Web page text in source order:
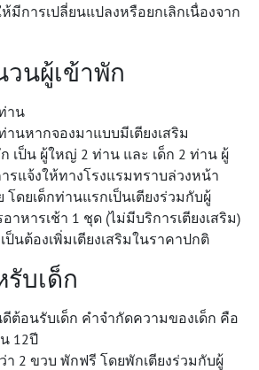
การเปลี่ยนแปลงหรือยกเลิกเนื่องจาก
นผู้เข้าพัก
าน
นหากจองมาแบบมีเตียงเสริม
เป็น ผู้ใหญ่ 2 ท่าน และ เด็ก 2 ท่าน ผู้
รแจ้งให้ทางโรงแรมทราบล่วงหน้า
โดยเด็กท่านแรกเป็นเตียงร่วมกับผู้
าหารเช้า 1 ชุด (ไม่มีบริการเตียงเสริม)
ป็นต้องเพิ่มเตียงเสริมในราคาปกติ
บเด็ก
ต้อนรับเด็ก คำจำกัดความของเด็ก คือ
12ปี
า 2 ขวบ พักฟรี โดยพักเตียงร่วมกับผู้